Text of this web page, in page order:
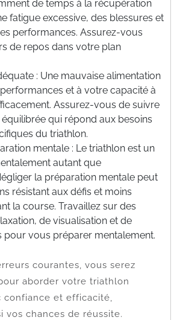
de temps à la récupération
fatigue excessive, des blessures et
performances. Assurez-vous
de repos dans votre plan
: Une mauvaise alimentation
et à votre capacité à
Assurez-vous de suivre
qui répond aux besoins
du triathlon.
mentale : Le triathlon est un
autant que
la préparation mentale peut
résistant aux défis et moins
la course. Travaillez sur des
de visualisation et de
pour vous préparer mentalement.
courantes, vous serez
aborder votre triathlon
confiance et efficacité,
vos chances de réussite.